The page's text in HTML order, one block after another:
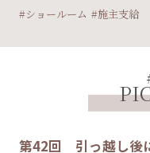
ショールーム 施主支給
第42回 引っ越し後